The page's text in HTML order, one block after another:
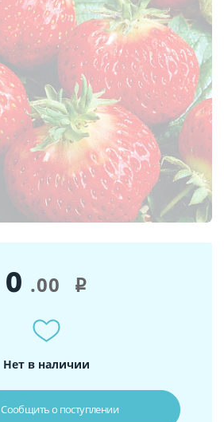
0 .00 i
Нет в наличии
Сообщить о поступлении